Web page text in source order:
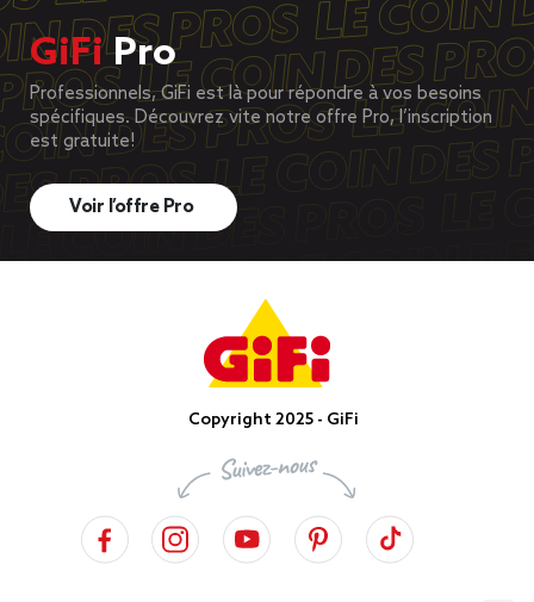
GiFiPro
Professionnels, GiFi est là pour répondre à vos besoins
spécifiques. Découvrez vite notre offre Pro, l’inscription
est gratuite!
Voir l’offre Pro
Copyright 2025 - GiFi